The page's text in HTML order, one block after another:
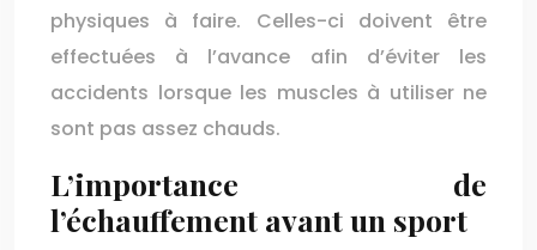
physiques à faire. Celles-ci doivent être
effectuées à l’avance afin d’éviter les
accidents lorsque les muscles à utiliser ne
sont pas assez chauds.
L’importance de
l’échauffement avant un sport